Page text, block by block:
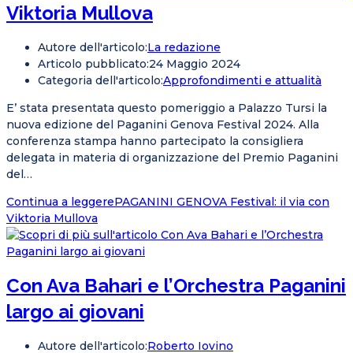
Viktoria Mullova
Autore dell'articolo:La redazione
Articolo pubblicato:24 Maggio 2024
Categoria dell'articolo:Approfondimenti e attualità
E’ stata presentata questo pomeriggio a Palazzo Tursi la
nuova edizione del Paganini Genova Festival 2024. Alla
conferenza stampa hanno partecipato la consigliera
delegata in materia di organizzazione del Premio Paganini
del…
Continua a leggerePAGANINI GENOVA Festival: il via con
Viktoria Mullova
Con Ava Bahari e l’Orchestra Paganini
largo ai giovani
Autore dell'articolo:Roberto Iovino